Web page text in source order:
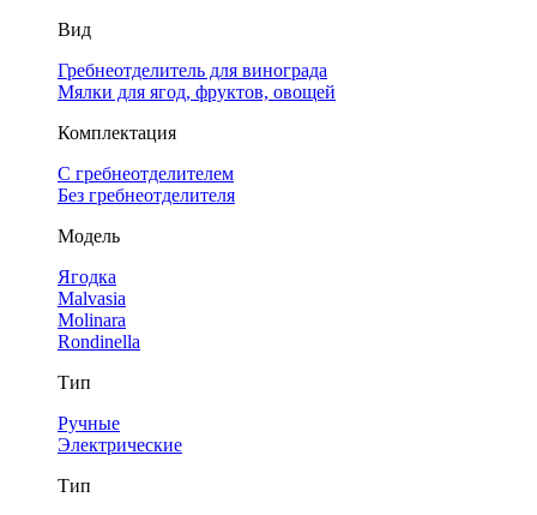
Вид
Гребнеотделитель для винограда
Мялки для ягод, фруктов, овощей
Комплектация
С гребнеотделителем
Без гребнеотделителя
Модель
Ягодка
Malvasia
Molinara
Rondinella
Тип
Ручные
Электрические
Тип